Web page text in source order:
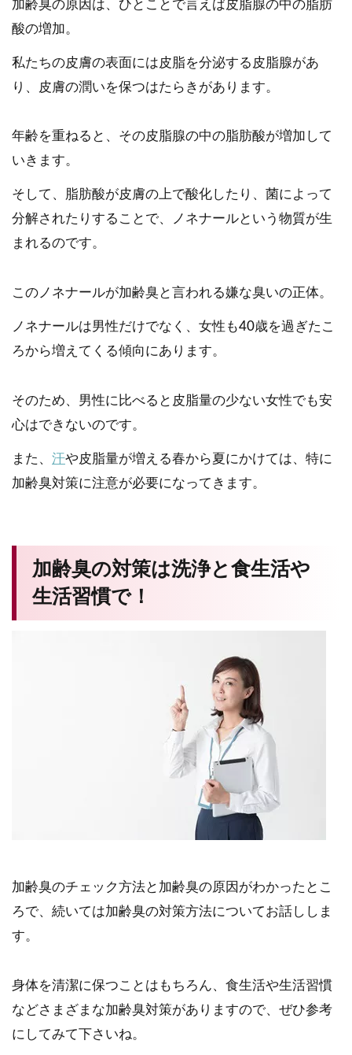
加齢臭の原因は、ひとことで言えば皮脂腺の中の脂肪
酸の増加。
私たちの皮膚の表面には皮脂を分泌する皮脂腺があ
り、皮膚の潤いを保つはたらきがあります。
年齢を重ねると、その皮脂腺の中の脂肪酸が増加して
いきます。
そして、脂肪酸が皮膚の上で酸化したり、菌によって
分解されたりすることで、ノネナールという物質が生
まれるのです。
このノネナールが加齢臭と言われる嫌な臭いの正体。
ノネナールは男性だけでなく、女性も40歳を過ぎたこ
ろから増えてくる傾向にあります。
そのため、男性に比べると皮脂量の少ない女性でも安
心はできないのです。
また、 汗や皮脂量が増える春から夏にかけては、特に
加齢臭対策に注意が必要になってきます。
加齢臭の対策は洗浄と食生活や
生活習慣で！
加齢臭のチェック方法と加齢臭の原因がわかったとこ
ろで、続いては加齢臭の対策方法についてお話ししま
す。
身体を清潔に保つことはもちろん、食生活や生活習慣
などさまざまな加齢臭対策がありますので、ぜひ参考
にしてみて下さいね。